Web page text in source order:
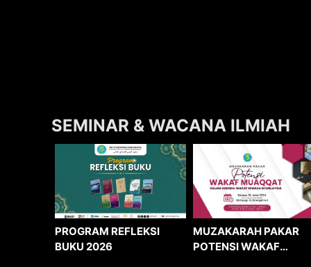
SEMINAR & WACANA ILMIAH
PROGRAM REFLEKSI
BUKU 2026
MUZAKARAH PAKAR
POTENSI WAKAF